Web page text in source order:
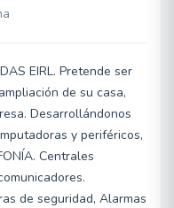
EIRL. Pretende ser
de su casa,
Desarrollándonos
y periféricos,
Centrales
de seguridad, Alarmas